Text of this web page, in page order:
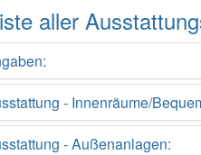
aller
- Innenräume/
- Außenanlagen: